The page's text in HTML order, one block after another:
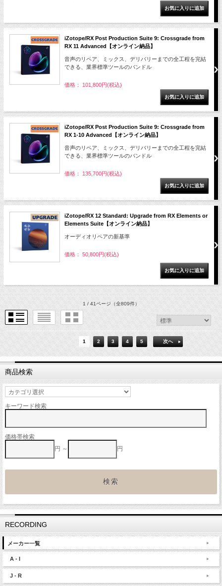
iZotope/RX Post Production Suite 9: Crossgrade from
RX 11 Advanced【オンライン納品】
音声のリペア、ミックス、デリバリーまでの全工程を完結
できる、業界標準ツールのバンドル
価格： 101,800円(税込)
iZotope/RX Post Production Suite 9: Crossgrade from
RX 1-10 Advanced【オンライン納品】
音声のリペア、ミックス、デリバリーまでの全工程を完結
できる、業界標準ツールのバンドル
価格： 135,700円(税込)
iZotope/RX 12 Standard: Upgrade from RX Elements or
Elements Suite【オンライン納品】
オーディオリペアの新基準
価格： 50,800円(税込)
1 / 41ページ（全809件）
1 2 3 4 5 次へ
商品検索
キーワード検索
価格帯検索
円 ～
円
RECORDING
メーカー一覧
A - I
J - R